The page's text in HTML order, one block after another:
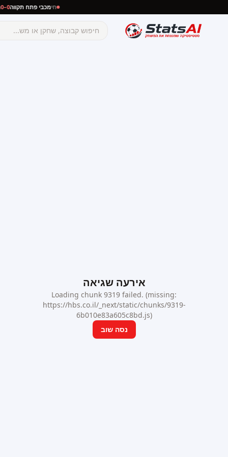
מכבי פתח תקווה 0–0 מכבי נתניה
אירעה שגיאה
Loading chunk 9319 failed. (missing:
https://hbs.co.il/_next/static/chunks/9319-
6b010e83a605c8bd.js)